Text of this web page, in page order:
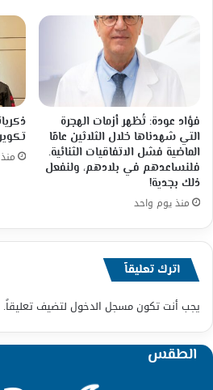
فؤاد عودة: تُظهر أزمات الهجرة
التي شهدناها خلال الثلاثين عامًا
الماضية فشل الاتفاقيات الثنائية.
فلنساعدهم في بلادهم، ولنفعل
ذلك بجدية!
منذ يوم واحد
منذ 3 أيام
اترك تعليقاً
يجب أنت تكونمسجل الدخول لتضيف تعليقاً.
الطقس